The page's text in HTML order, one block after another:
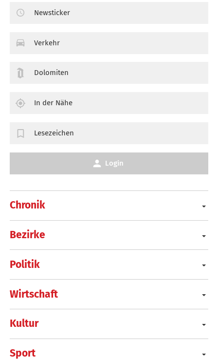
Chronik
Bezirke
Politik
Wirtschaft
Kultur
Sport
Newsticker
Verkehr
Dolomiten
In der Nähe
Lesezeichen
Login